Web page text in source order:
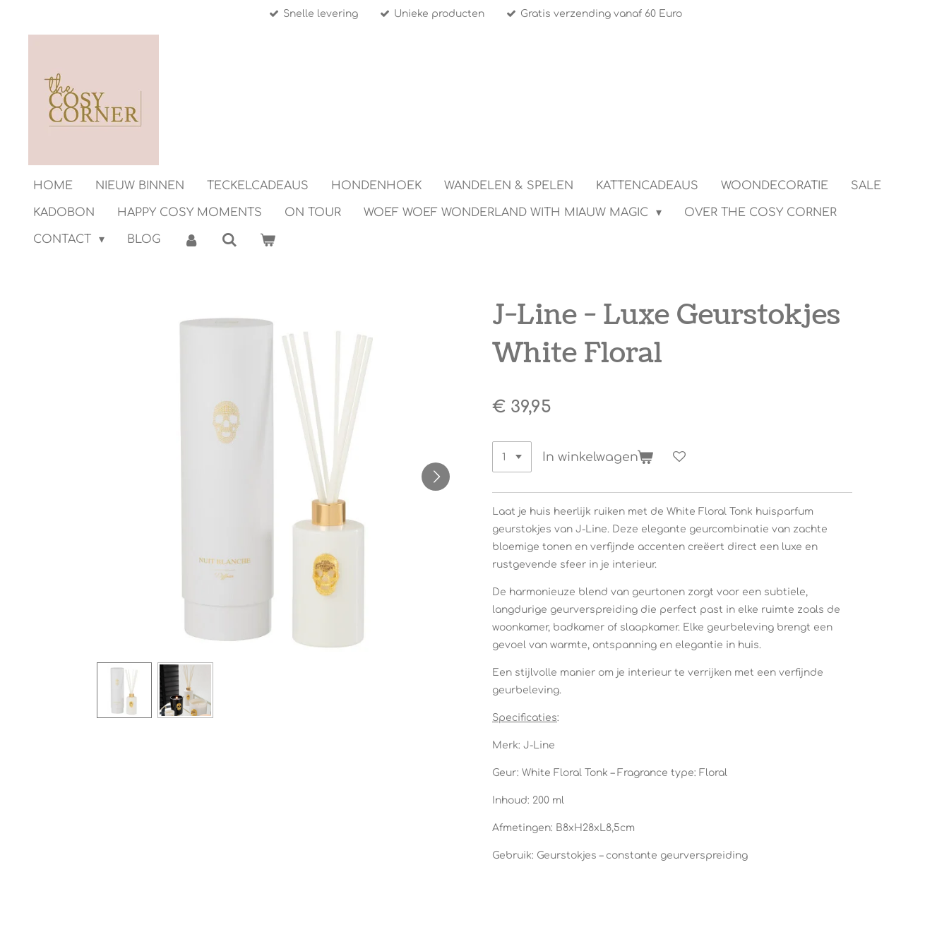
direct
hoofdinhoud
Snelle levering Unieke producten Gratis verzending vanaf 60 Euro
HOME NIEUW BINNEN TECKELCADEAUS HONDENHOEK WANDELEN & SPELEN KATTENCADEAUS WOONDECORATIE SALE
KADOBON HAPPY COSY MOMENTS ON TOUR WOEF WOEF WONDERLAND WITH MIAUW MAGIC OVER THE COSY CORNER
CONTACT BLOG
J-Line - Luxe Geurstokjes
White Floral
€ 39,95
In winkelwagen
Laat je huis heerlijk ruiken met de White Floral Tonk huisparfum
geurstokjes van J-Line. Deze elegante geurcombinatie van zachte
bloemige tonen en verfijnde accenten creëert direct een luxe en
rustgevende sfeer in je interieur.
De harmonieuze blend van geurtonen zorgt voor een subtiele,
langdurige geurverspreiding die perfect past in elke ruimte zoals de
woonkamer, badkamer of slaapkamer. Elke geurbeleving brengt een
gevoel van warmte, ontspanning en elegantie in huis.
Een stijlvolle manier om je interieur te verrijken met een verfijnde
geurbeleving.
Specificaties:
Merk: J-Line
Geur: White Floral Tonk – Fragrance type: Floral
Inhoud: 200 ml
Afmetingen: B8xH28xL8,5cm
Gebruik: Geurstokjes – constante geurverspreiding